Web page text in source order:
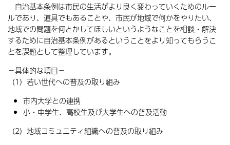
自治基本条例は市民の生活がより良く変わっていくためのルー
ルであり、道具でもあることや、市民が地域で何かをやりたい、
地域での問題を何とかしてほしいというようなことを相談・解決
するために自治基本条例があるということをより知ってもらうこ
とを課題として整理しています。
−具体的な項目−
（1）若い世代への普及の取り組み
市内大学との連携
小・中学生、高校生及び大学生への普及活動
（2）地域コミュニティ組織への普及の取り組み